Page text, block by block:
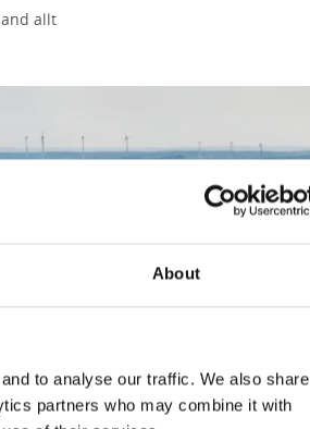
About
to analyse our traffic. We also share
partners who may combine it with
allt